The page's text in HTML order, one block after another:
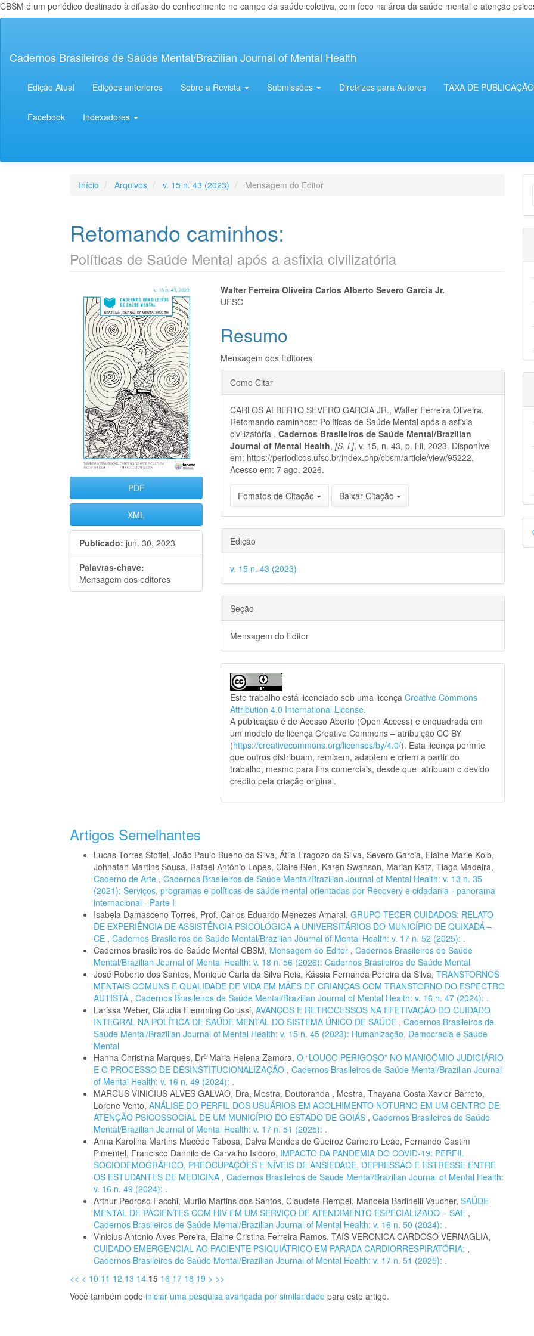
CBSM é um periódico destinado à difusão do conhecimento no campo da saúde coletiva, com foco na área da saúde mental e atenção
principal
Lateral
Cadernos Brasileiros de Saúde Mental/Brazilian Journal of Mental Health
Edição Atual Edições anteriores Sobre a Revista Submissões Diretrizes para Autores TAXA DE PUBLICAÇÃO
Facebook Indexadores
Início Arquivos v. 15 n. 43 (2023) Mensagem do Editor
Retomando caminhos:
Políticas de Saúde Mental após a asfixia civilizatória
Barra
lateral
de
artigos
PDF
XML
Publicado: jun. 30, 2023
Palavras-chave:
Mensagem dos editores
Conteúdo
artigo
principal
Walter Ferreira Oliveira Carlos Alberto Severo Garcia Jr.
UFSC
Resumo
Mensagem dos Editores
Detalhes
do
artigo
Como Citar
CARLOS ALBERTO SEVERO GARCIA JR., Walter Ferreira Oliveira.
Retomando caminhos:: Políticas de Saúde Mental após a asfixia
civilizatória .Cadernos Brasileiros de Saúde Mental/Brazilian
Journal of Mental Health,[S. l.], v. 15, n. 43, p. i-ii, 2023. Disponível
em: https://periodicos.ufsc.br/index.php/cbsm/article/view/95222.
Acesso em: 7 ago. 2026.
Fomatos de Citação Baixar Citação
Edição
v. 15 n. 43 (2023)
Seção
Mensagem do Editor
Este trabalho está licenciado sob uma licençaCreative Commons
Attribution 4.0 International License.
A publicação é de Acesso Aberto (Open Access) e enquadrada em
um modelo de licença Creative Commons – atribuição CC BY
(https://creativecommons.org/licenses/by/4.0/). Esta licença permite
que outros distribuam, remixem, adaptem e criem a partir do
trabalho, mesmo para fins comerciais, desde que atribuam o devido
crédito pela criação original.
Artigos Semelhantes
Lucas Torres Stoffel, João Paulo Bueno da Silva, Átila Fragozo da Silva, Severo Garcia, Elaine Marie Kolb,
Johnatan Martins Sousa, Rafael Antônio Lopes, Claire Bien, Karen Swanson, Marian Katz, Tiago Madeira,
Caderno de Arte , Cadernos Brasileiros de Saúde Mental/Brazilian Journal of Mental Health: v. 13 n. 35
(2021): Serviços, programas e políticas de saúde mental orientadas por Recovery e cidadania - panorama
internacional - Parte I
Isabela Damasceno Torres, Prof. Carlos Eduardo Menezes Amaral, GRUPO TECER CUIDADOS: RELATO
DE EXPERIÊNCIA DE ASSISTÊNCIA PSICOLÓGICA A UNIVERSITÁRIOS DO MUNICÍPIO DE QUIXADÁ –
CE , Cadernos Brasileiros de Saúde Mental/Brazilian Journal of Mental Health: v. 17 n. 52 (2025): .
Cadernos brasileiros de Saúde Mental CBSM, Mensagem do Editor , Cadernos Brasileiros de Saúde
Mental/Brazilian Journal of Mental Health: v. 18 n. 56 (2026): Cadernos Brasileiros de Saúde Mental
José Roberto dos Santos, Monique Carla da Silva Reis, Kássia Fernanda Pereira da Silva, TRANSTORNOS
MENTAIS COMUNS E QUALIDADE DE VIDA EM MÃES DE CRIANÇAS COM TRANSTORNO DO ESPECTRO
AUTISTA , Cadernos Brasileiros de Saúde Mental/Brazilian Journal of Mental Health: v. 16 n. 47 (2024): .
Larissa Weber, Cláudia Flemming Colussi, AVANÇOS E RETROCESSOS NA EFETIVAÇÃO DO CUIDADO
INTEGRAL NA POLÍTICA DE SAÚDE MENTAL DO SISTEMA ÚNICO DE SAÚDE , Cadernos Brasileiros de
Saúde Mental/Brazilian Journal of Mental Health: v. 15 n. 45 (2023): Humanização, Democracia e Saúde
Mental
Hanna Christina Marques, Drª Maria Helena Zamora, O “LOUCO PERIGOSO” NO MANICÔMIO JUDICIÁRIO
E O PROCESSO DE DESINSTITUCIONALIZAÇÃO , Cadernos Brasileiros de Saúde Mental/Brazilian Journal
of Mental Health: v. 16 n. 49 (2024): .
MARCUS VINICIUS ALVES GALVAO, Dra, Mestra, Doutoranda , Mestra, Thayana Costa Xavier Barreto,
Lorene Vento, ANÁLISE DO PERFIL DOS USUÁRIOS EM ACOLHIMENTO NOTURNO EM UM CENTRO DE
ATENÇÃO PSICOSSOCIAL DE UM MUNICÍPIO DO ESTADO DE GOIÁS , Cadernos Brasileiros de Saúde
Mental/Brazilian Journal of Mental Health: v. 17 n. 51 (2025): .
Anna Karolina Martins Macêdo Tabosa, Dalva Mendes de Queiroz Carneiro Leão, Fernando Castim
Pimentel, Francisco Dannilo de Carvalho Isidoro, IMPACTO DA PANDEMIA DO COVID-19: PERFIL
SOCIODEMOGRÁFICO, PREOCUPAÇÕES E NÍVEIS DE ANSIEDADE, DEPRESSÃO E ESTRESSE ENTRE
OS ESTUDANTES DE MEDICINA , Cadernos Brasileiros de Saúde Mental/Brazilian Journal of Mental Health:
v. 16 n. 49 (2024): .
Arthur Pedroso Facchi, Murilo Martins dos Santos, Claudete Rempel, Manoela Badinelli Vaucher, SAÚDE
MENTAL DE PACIENTES COM HIV EM UM SERVIÇO DE ATENDIMENTO ESPECIALIZADO – SAE ,
Cadernos Brasileiros de Saúde Mental/Brazilian Journal of Mental Health: v. 16 n. 50 (2024): .
Vinicius Antonio Alves Pereira, Elaine Cristina Ferreira Ramos, TAIS VERONICA CARDOSO VERNAGLIA,
CUIDADO EMERGENCIAL AO PACIENTE PSIQUIÁTRICO EM PARADA CARDIORRESPIRATÓRIA: ,
Cadernos Brasileiros de Saúde Mental/Brazilian Journal of Mental Health: v. 17 n. 51 (2025): .
<< < 10 11 12 13 14 15 16 17 18 19 > >>
Você também pode iniciar uma pesquisa avançada por similaridade para este artigo.